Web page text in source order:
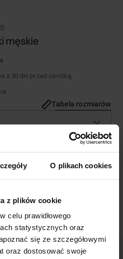
O plikach cookies
z plików cookie
celu prawidłowego
statystycznych oraz
się ze szczegółowymi
oraz dostosować swoje
męskie
z 30 dni przed obniżką
Tabela rozmiarów